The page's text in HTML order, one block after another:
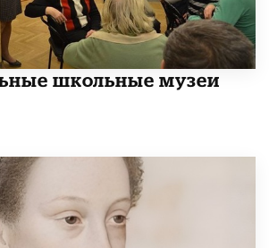
школьные музеи